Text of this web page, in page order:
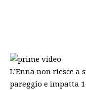
L’Enna non riesce a
pareggio e impatta